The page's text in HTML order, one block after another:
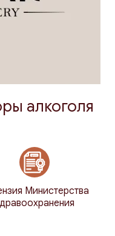
алкоголя
Министерства